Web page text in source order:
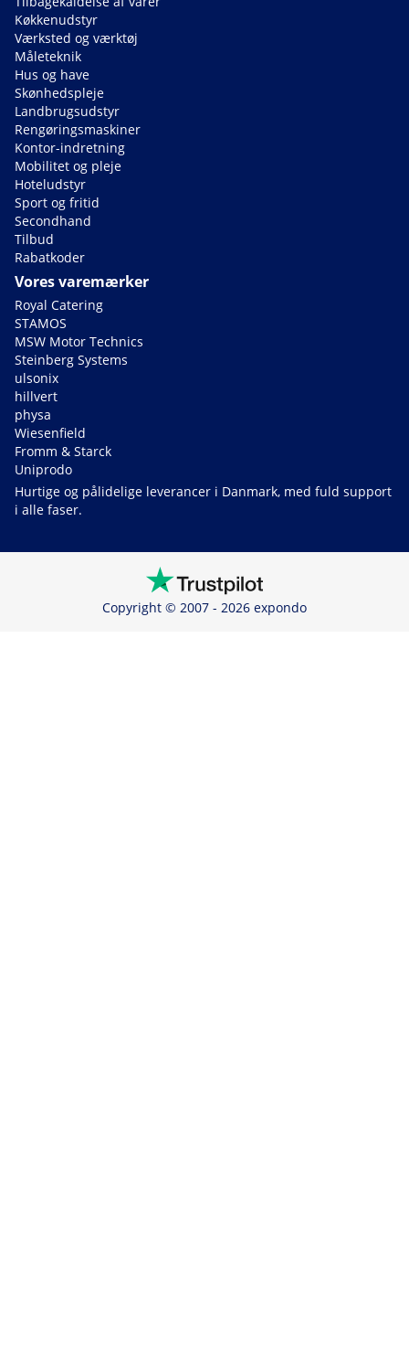
Køkkenudstyr
Værksted og værktøj
Måleteknik
Hus og have
Skønhedspleje
Landbrugsudstyr
Rengøringsmaskiner
Kontor-indretning
Mobilitet og pleje
Hoteludstyr
Sport og fritid
Secondhand
Tilbud
Rabatkoder
Vores varemærker
Royal Catering
STAMOS
MSW Motor Technics
Steinberg Systems
ulsonix
hillvert
physa
Wiesenfield
Fromm & Starck
Uniprodo
Hurtige og pålidelige leverancer i Danmark, med fuld support
i alle faser.
Copyright © 2007 - 2026 expondo